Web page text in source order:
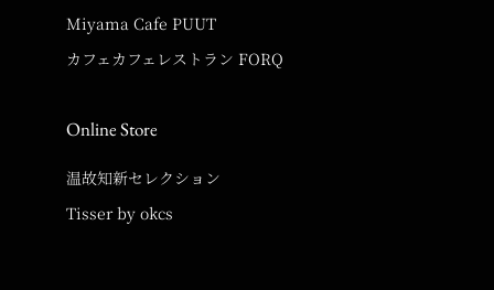
Miyama Cafe PUUT
カフェカフェレストラン FORQ
Online Store
温故知新セレクション
Tisser by okcs